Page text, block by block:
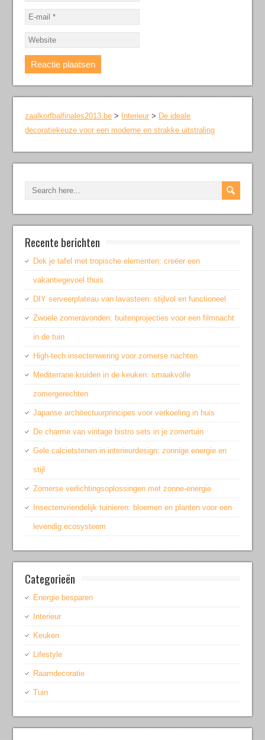
zaalkorfbalfinales2013.be > Interieur > De ideale
decoratiekeuze voor een moderne en strakke uitstraling
Recente berichten
Dek je tafel met tropische elementen: creëer een
vakantiegevoel thuis
DIY serveerplateau van lavasteen: stijlvol en functioneel
Zwoele zomeravonden: buitenprojecties voor een filmnacht
in de tuin
High-tech insectenwering voor zomerse nachten
Mediterrane kruiden in de keuken: smaakvolle
zomergerechten
Japanse architectuurprincipes voor verkoeling in huis
De charme van vintage bistro sets in je zomertuin
Gele calcietstenen in interieurdesign: zonnige energie en
stijl
Zomerse verlichtingsoplossingen met zonne-energie
Insectenvriendelijk tuinieren: bloemen en planten voor een
levendig ecosysteem
Categorieën
Energie besparen
Interieur
Keuken
Lifestyle
Raamdecoratie
Tuin